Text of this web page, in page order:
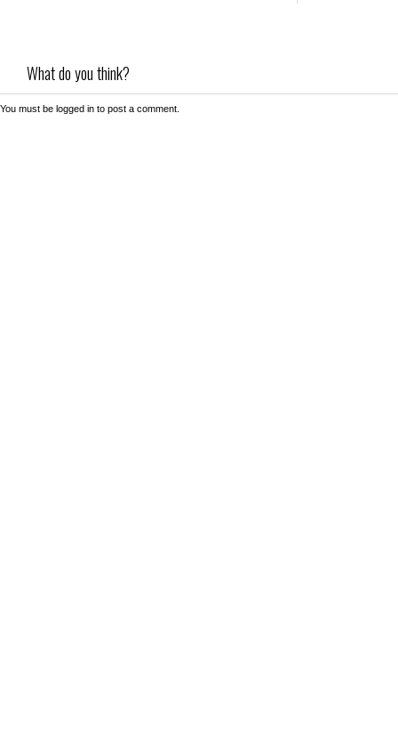
What do you think?
You must be logged in to post a comment.